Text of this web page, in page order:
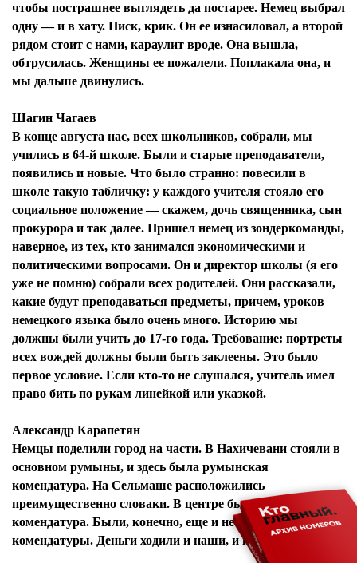
чтобы пострашнее выглядеть да постарее. Немец выбрал
одну — и в хату. Писк, крик. Он ее изнасиловал, а второй
рядом стоит с нами, караулит вроде. Она вышла,
обтрусилась. Женщины ее пожалели. Поплакала она, и
мы дальше двинулись.
Шагин Чагаев
В конце августа нас, всех школьников, собрали, мы
учились в 64-й школе. Были и старые преподаватели,
появились и новые. Что было странно: повесили в
школе такую табличку: у каждого учителя стояло его
социальное положение — скажем, дочь священника, сын
прокурора и так далее. Пришел немец из зондеркоманды,
наверное, из тех, кто занимался экономическими и
политическими вопросами. Он и директор школы (я его
уже не помню) собрали всех родителей. Они рассказали,
какие будут преподаваться предметы, причем, уроков
немецкого языка было очень много. Историю мы
должны были учить до 17-го года. Требование: портреты
всех вождей должны были быть заклеены. Это было
первое условие. Если кто-то не слушался, учитель имел
право бить по рукам линейкой или указкой.
Александр Карапетян
Немцы поделили город на части. В Нахичевани стояли в
основном румыны, и здесь была румынская
комендатура. На Сельмаше расположились
преимущественно словаки. В центре была немецкая
комендатура. Были, конечно, еще и небольшие
комендатуры. Деньги ходили и наши, и немецкие.